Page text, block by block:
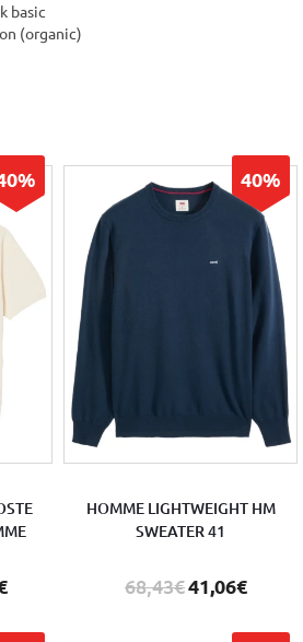
basic
(organic)
40%
HOMME LIGHTWEIGHT HM
SWEATER 41
68,43€41,06€